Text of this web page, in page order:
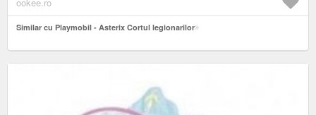
Similar cu Playmobil - Asterix Cortul legionarilor